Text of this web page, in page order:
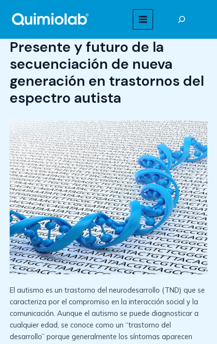
contenido
MAIN
MENU
Presente y futuro de la
secuenciación de nueva
generación en trastornos del
espectro autista
El autismo es un trastorno del neurodesarrollo (TND) que se
caracteriza por el compromiso en la interacción social y la
comunicación. Aunque el autismo se puede diagnosticar a
cualquier edad, se conoce como un “trastorno del
desarrollo” porque generalmente los síntomas aparecen